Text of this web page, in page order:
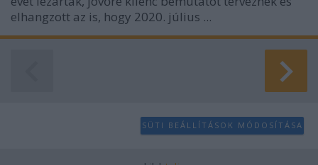
elhangzott az is, hogy 2020. július ...
SÜTI BEÁLLÍTÁSOK MÓDOSÍTÁSA